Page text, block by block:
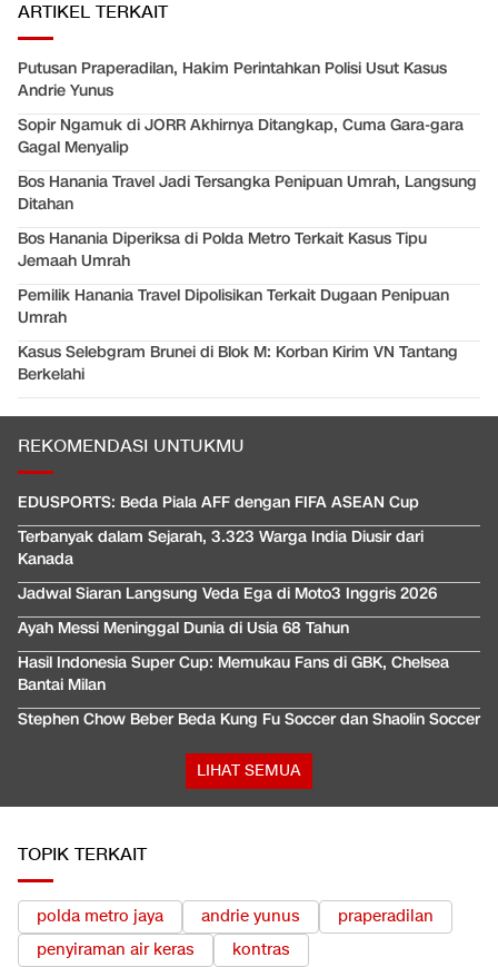
ARTIKEL TERKAIT
Putusan Praperadilan, Hakim Perintahkan Polisi Usut Kasus
Andrie Yunus
Sopir Ngamuk di JORR Akhirnya Ditangkap, Cuma Gara-gara
Gagal Menyalip
Bos Hanania Travel Jadi Tersangka Penipuan Umrah, Langsung
Ditahan
Bos Hanania Diperiksa di Polda Metro Terkait Kasus Tipu
Jemaah Umrah
Pemilik Hanania Travel Dipolisikan Terkait Dugaan Penipuan
Umrah
Kasus Selebgram Brunei di Blok M: Korban Kirim VN Tantang
Berkelahi
REKOMENDASI UNTUKMU
EDUSPORTS: Beda Piala AFF dengan FIFA ASEAN Cup
Terbanyak dalam Sejarah, 3.323 Warga India Diusir dari
Kanada
Jadwal Siaran Langsung Veda Ega di Moto3 Inggris 2026
Ayah Messi Meninggal Dunia di Usia 68 Tahun
Hasil Indonesia Super Cup: Memukau Fans di GBK, Chelsea
Bantai Milan
Stephen Chow Beber Beda Kung Fu Soccer dan Shaolin Soccer
LIHAT SEMUA
TOPIK TERKAIT
polda metro jaya andrie yunus
praperadilan
penyiraman air keras
kontras